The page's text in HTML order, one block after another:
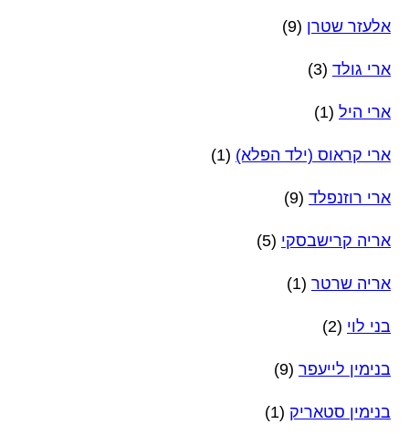
אלעזר שטרן (9)
ארי גולד (3)
ארי היל (1)
ארי קראוס (ילד הפלא) (1)
ארי רוזנפלד (9)
אריה קרישבסקי (5)
אריה שרטר (1)
בני לוי (2)
בנימין לייעפר (9)
בנימין סטאריק (1)